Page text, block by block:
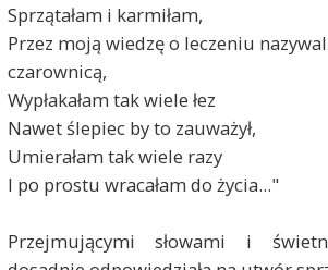
Sprzątałam i karmiłam,
Przez moją wiedzę o leczeniu
czarownicą,
Wypłakałam tak wiele łez
Nawet ślepiec by to zauważył,
Umierałam tak wiele razy
I po prostu wracałam do życia..."
Przejmującymi słowami i